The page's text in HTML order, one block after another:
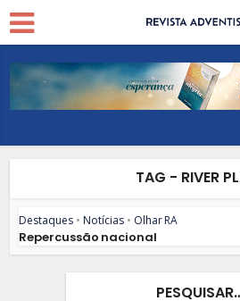
TAG - RIVER
Destaques • Notícias • Olhar RA
Repercussão nacional